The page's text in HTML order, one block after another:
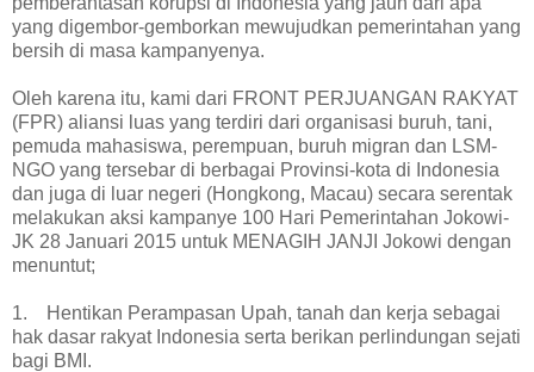
yang digembor-gemborkan mewujudkan pemerintahan yang
bersih di masa kampanyenya.
Oleh karena itu, kami dari FRONT PERJUANGAN RAKYAT
(FPR) aliansi luas yang terdiri dari organisasi buruh, tani,
pemuda mahasiswa, perempuan, buruh migran dan LSM-
NGO yang tersebar di berbagai Provinsi-kota di Indonesia
dan juga di luar negeri (Hongkong, Macau) secara serentak
melakukan aksi kampanye 100 Hari Pemerintahan Jokowi-
JK 28 Januari 2015 untuk MENAGIH JANJI Jokowi dengan
menuntut;
1. Hentikan Perampasan Upah, tanah dan kerja sebagai
hak dasar rakyat Indonesia serta berikan perlindungan sejati
bagi BMI.